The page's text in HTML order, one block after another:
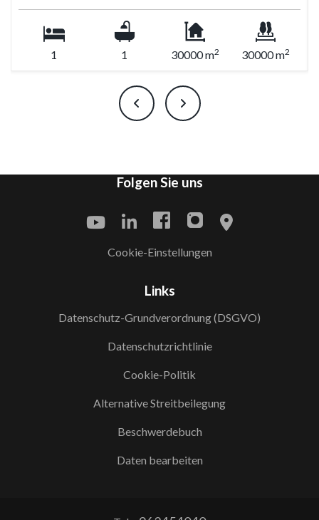
1 1 30000 m2 30000 m2
Folgen Sie uns
Cookie-Einstellungen
Links
Datenschutz-Grundverordnung (DSGVO)
Datenschutzrichtlinie
Cookie-Politik
Alternative Streitbeilegung
Beschwerdebuch
Daten bearbeiten